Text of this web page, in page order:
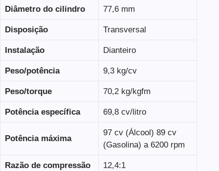
Diâmetro do cilindro 77,6 mm
Disposição Transversal
Instalação Dianteiro
Peso/potência 9,3 kg/cv
Peso/torque 70,2 kg/kgfm
Potência específica 69,8 cv/litro
Potência máxima
97 cv (Álcool) 89 cv
(Gasolina) a 6200 rpm
Razão de compressão 12,4:1